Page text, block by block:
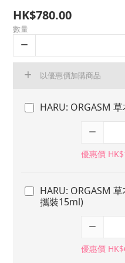
HK$780.00
數量
以優惠價加購商品
HARU: ORGASM
優惠價
HARU: ORGASM
攜裝15ml)
優惠價